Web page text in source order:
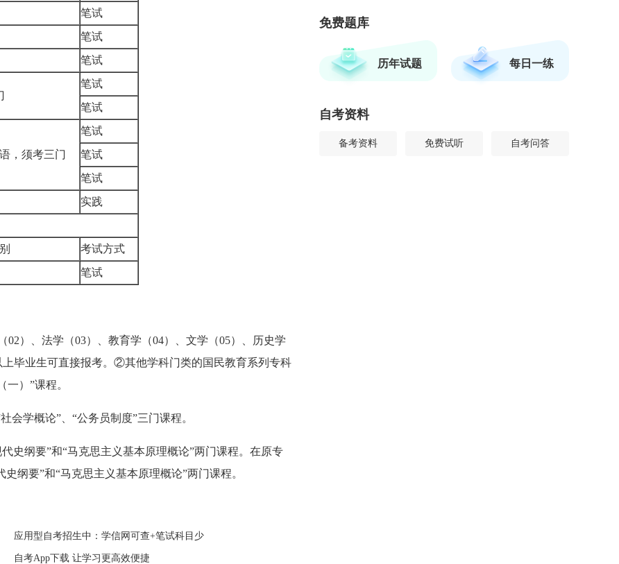
笔试
笔试
笔试
笔试
笔试
，须考三门
笔试
笔试
笔试
实践
别
考试方式
笔试
、法学（03）、教育学（04）、文学（05）、历史学
上毕业生可直接报考。②其他学科门类的国民教育系列专科
）”课程。
学概论”、“公务员制度”三门课程。
纲要”和“马克思主义基本原理概论”两门课程。在原专
纲要”和“马克思主义基本原理概论”两门课程。
应用型自考招生中：学信网可查+笔试科目少
自考App下载 让学习更高效便捷
免费题库
历年试题 每日一练
自考资料
备考资料 免费试听 自考问答